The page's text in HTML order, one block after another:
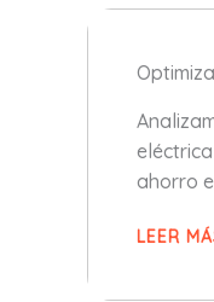
ahorro
LEER